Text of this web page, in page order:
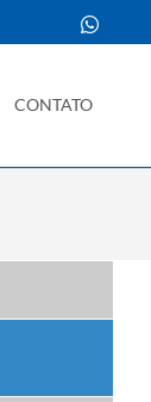
CONTATO